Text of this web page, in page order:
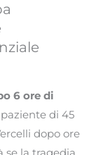
6 ore di
di 45
dopo ore